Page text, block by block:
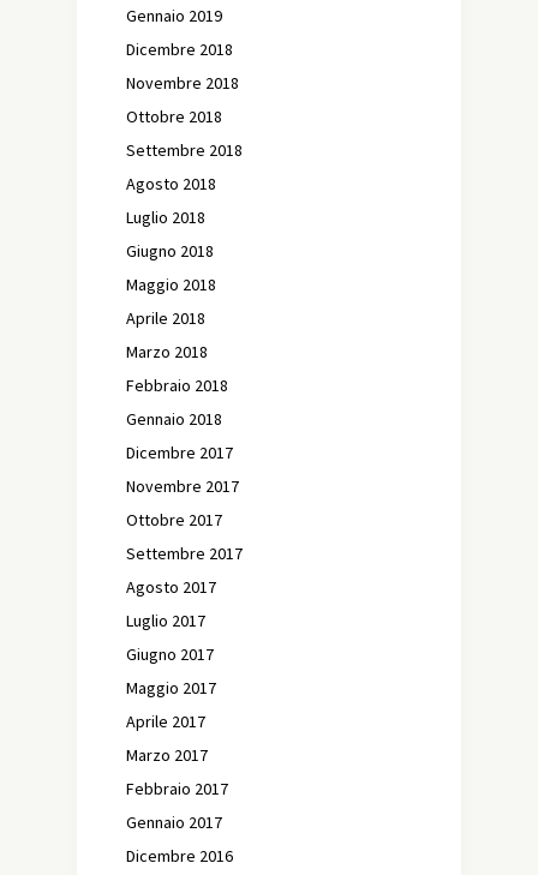
Gennaio 2019
Dicembre 2018
Novembre 2018
Ottobre 2018
Settembre 2018
Agosto 2018
Luglio 2018
Giugno 2018
Maggio 2018
Aprile 2018
Marzo 2018
Febbraio 2018
Gennaio 2018
Dicembre 2017
Novembre 2017
Ottobre 2017
Settembre 2017
Agosto 2017
Luglio 2017
Giugno 2017
Maggio 2017
Aprile 2017
Marzo 2017
Febbraio 2017
Gennaio 2017
Dicembre 2016